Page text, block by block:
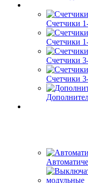
Счетчики
Счетчики
Счетчики
Счетчики